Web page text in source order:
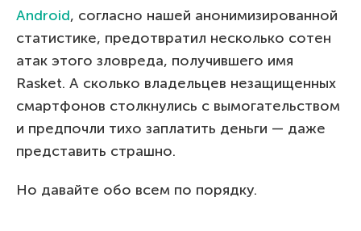
Android, согласно нашей анонимизированной
статистике, предотвратил несколько сотен
атак этого зловреда, получившего имя
Rasket. А сколько владельцев незащищенных
смартфонов столкнулись с вымогательством
и предпочли тихо заплатить деньги — даже
представить страшно.
Но давайте обо всем по порядку.